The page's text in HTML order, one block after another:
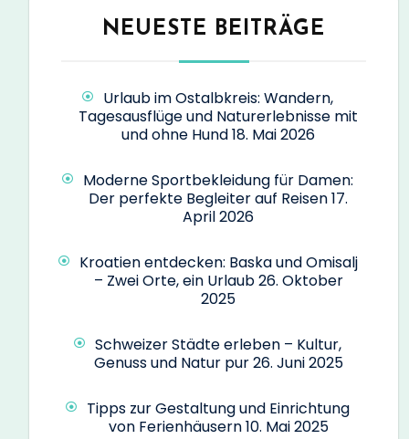
NEUESTE BEITRÄGE
Urlaub im Ostalbkreis: Wandern,
Tagesausflüge und Naturerlebnisse mit
und ohne Hund18. Mai 2026
Moderne Sportbekleidung für Damen:
Der perfekte Begleiter auf Reisen17.
April 2026
Kroatien entdecken: Baska und Omisalj
– Zwei Orte, ein Urlaub26. Oktober
2025
Schweizer Städte erleben – Kultur,
Genuss und Natur pur26. Juni 2025
Tipps zur Gestaltung und Einrichtung
von Ferienhäusern10. Mai 2025